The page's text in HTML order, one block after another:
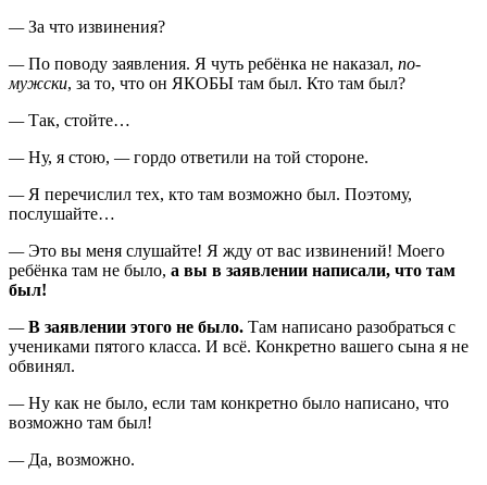
—За что извинения?
—По поводу заявления. Я чуть ребёнка не наказал, по-
мужски, за то, что он ЯКОБЫ там был. Кто там был?
—Так, стойте…
—Ну, я стою, —гордо ответили на той стороне.
— Я перечислил тех, кто там возможно был. Поэтому,
послушайте…
—Это вы меня слушайте! Я жду от вас извинений! Моего
ребёнка там не было, а вы в заявлении написали, что там
был!
—В заявлении этого не было. Там написано разобраться с
учениками пятого класса. И всё. Конкретно вашего сына я не
обвинял.
—Ну как не было, если там конкретно было написано, что
возможно там был!
— Да, возможно.